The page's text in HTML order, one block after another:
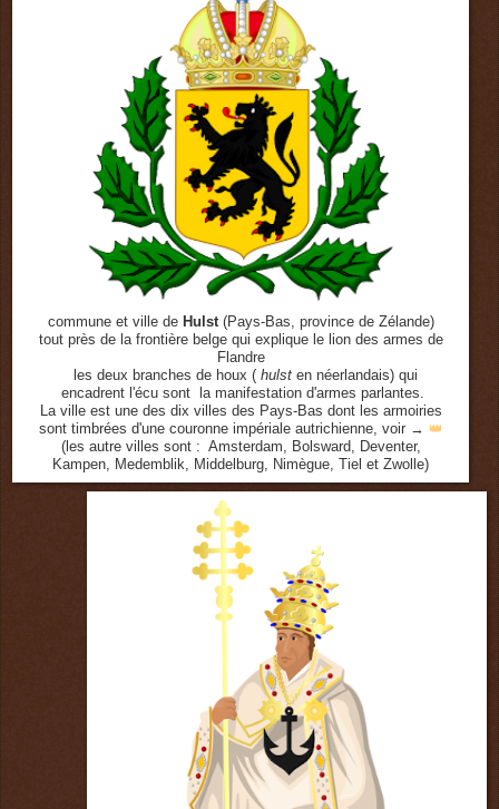
commune et ville de Hulst (Pays-Bas, province de Zélande)
tout près de la frontière belge qui explique le lion des armes de
Flandre
les deux branches de houx ( hulsten néerlandais) qui
encadrent l'écu sont la manifestation d'armes parlantes.
La ville est une des dix villes des Pays-Bas dont les armoiries
sont timbrées d'une couronne impériale autrichienne, voir → 👑
(les autre villes sont : Amsterdam, Bolsward, Deventer,
Kampen, Medemblik, Middelburg, Nimègue, Tiel et Zwolle)